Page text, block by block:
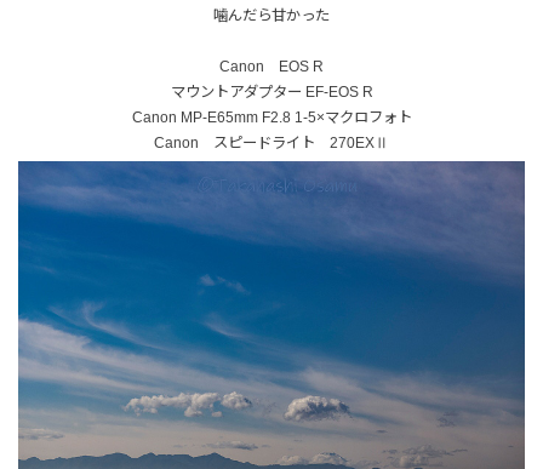
噛んだら甘かった
Canon EOS R
マウントアダプター EF-EOS R
Canon MP-E65mm F2.8 1-5×マクロフォト
Canon スピードライト 270EXⅡ